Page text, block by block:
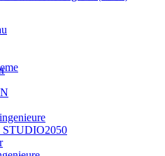
STUDIO2050